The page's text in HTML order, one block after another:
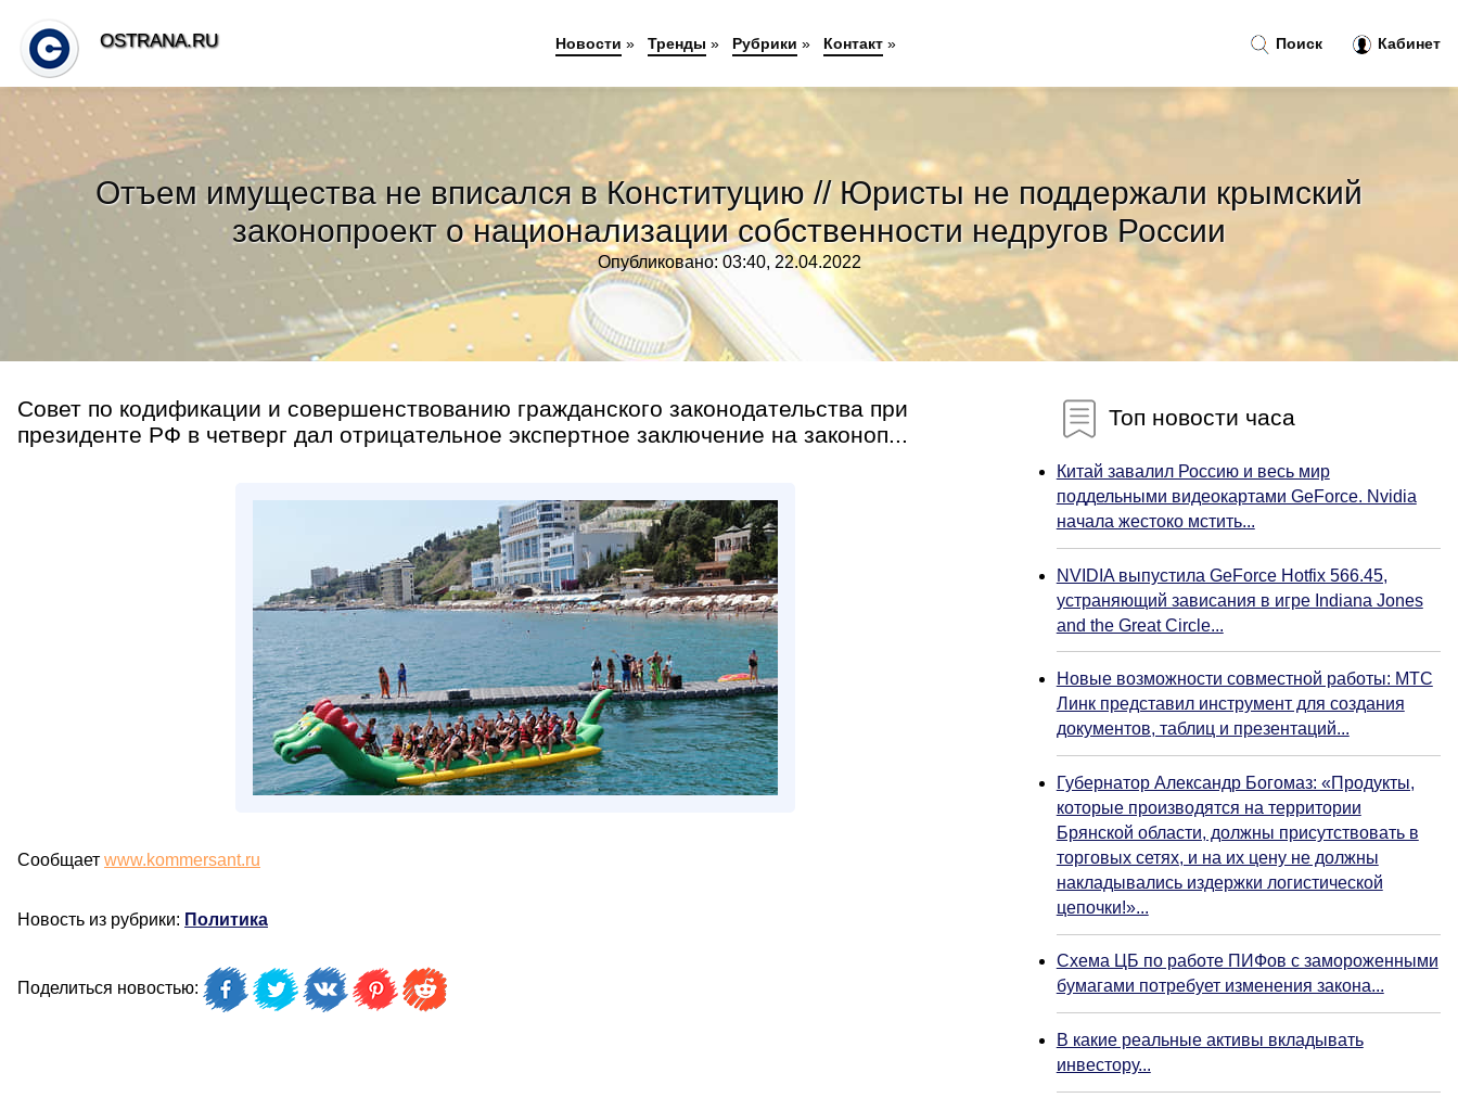
Отъем имущества не вписался в Конституцию // Юристы не поддержали крымский
законопроект о национализации собственности недругов России
Опубликовано: 03:40, 22.04.2022
Совет по кодификации и совершенствованию гражданского законодательства при
президенте РФ в четверг дал отрицательное экспертное заключение на законоп...
Сообщает www.kommersant.ru
Новость из рубрики: Политика
Поделиться новостью:
Топ новости часа
Китай завалил Россию и весь мир
поддельными видеокартами GeForce. Nvidia
начала жестоко мстить...
NVIDIA выпустила GeForce Hotfix 566.45,
устраняющий зависания в игре Indiana Jones
and the Great Circle...
Новые возможности совместной работы: МТС
Линк представил инструмент для создания
документов, таблиц и презентаций...
Губернатор Александр Богомаз: «Продукты,
которые производятся на территории
Брянской области, должны присутствовать в
торговых сетях, и на их цену не должны
накладывались издержки логистической
цепочки!»...
Схема ЦБ по работе ПИФов с замороженными
бумагами потребует изменения закона...
В какие реальные активы вкладывать
инвестору...
Поиск Кабинет
OSTRANA.RU Новости » Тренды » Рубрики » Контакт»